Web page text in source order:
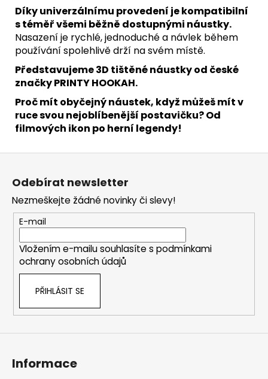
Díky univerzálnímu provedení je kompatibilní
s téměř všemi běžně dostupnými náustky.
Nasazení je rychlé, jednoduché a návlek během
používání spolehlivě drží na svém místě.
Představujeme 3D tištěné náustky od české
značky PRINTY HOOKAH.
Proč mít obyčejný náustek, když můžeš mít v
ruce svou nejoblíbenější postavičku? Od
filmových ikon po herní legendy!
Odebírat newsletter
Nezmeškejte žádné novinky či slevy!
E-mail
Vložením e-mailu souhlasíte s podmínkami
ochrany osobních údajů
PŘIHLÁSIT SE
Informace